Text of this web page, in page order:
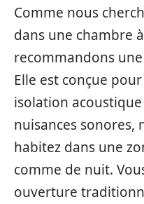
Comme nous
dans une chambre
recommandons
Elle est conçue
isolation
nuisances sonores,
habitez dans une
comme de nuit.
ouverture